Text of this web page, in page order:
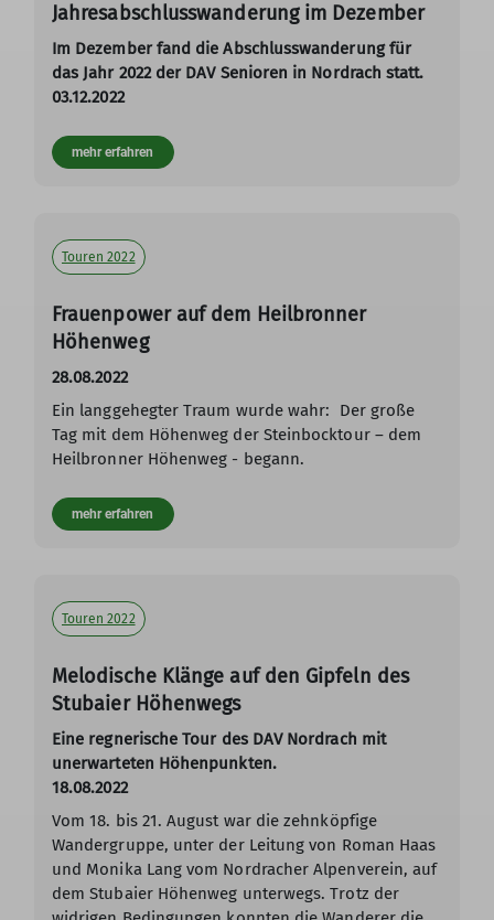
Jahresabschlusswanderung im Dezember
Im Dezember fand die Abschlusswanderung für
das Jahr 2022 der DAV Senioren in Nordrach statt.
03.12.2022
mehr erfahren
Touren 2022
Frauenpower auf dem Heilbronner
Höhenweg
28.08.2022
Ein langgehegter Traum wurde wahr: Der große
Tag mit dem Höhenweg der Steinbocktour – dem
Heilbronner Höhenweg - begann.
mehr erfahren
Touren 2022
Melodische Klänge auf den Gipfeln des
Stubaier Höhenwegs
Eine regnerische Tour des DAV Nordrach mit
unerwarteten Höhenpunkten.
18.08.2022
Vom 18. bis 21. August war die zehnköpfige
Wandergruppe, unter der Leitung von Roman Haas
und Monika Lang vom Nordracher Alpenverein, auf
dem Stubaier Höhenweg unterwegs. Trotz der